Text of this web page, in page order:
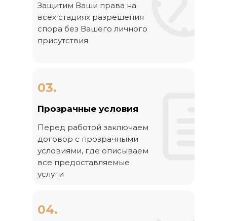
Защитим Ваши права на
всех стадиях разрешения
спора без Вашего личного
присутствия
Прозрачные условия
Перед работой заключаем
договор с прозрачными
условиями, где описываем
все предоставляемые
услуги
03.
04.